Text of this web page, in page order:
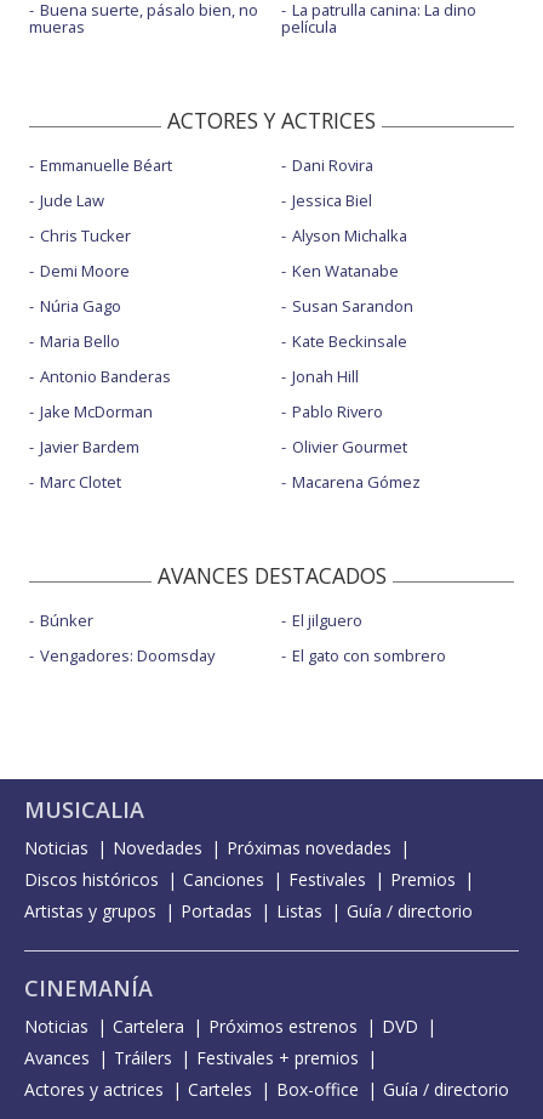
Buena suerte, pásalo bien, no
mueras
La patrulla canina: La dino
película
ACTORES Y ACTRICES
Emmanuelle Béart
Jude Law
Chris Tucker
Demi Moore
Núria Gago
Maria Bello
Antonio Banderas
Jake McDorman
Javier Bardem
Marc Clotet
Dani Rovira
Jessica Biel
Alyson Michalka
Ken Watanabe
Susan Sarandon
Kate Beckinsale
Jonah Hill
Pablo Rivero
Olivier Gourmet
Macarena Gómez
AVANCES DESTACADOS
Búnker
Vengadores: Doomsday
El jilguero
El gato con sombrero
MUSICALIA
Noticias Novedades
Próximas novedades
Discos históricos
Canciones Festivales
Premios
Artistas y grupos
Portadas Listas Guía / directorio
CINEMANÍA
Noticias Cartelera Próximos estrenos
DVD
Avances
Tráilers
Festivales + premios
Actores y actrices
Carteles Box-office Guía / directorio